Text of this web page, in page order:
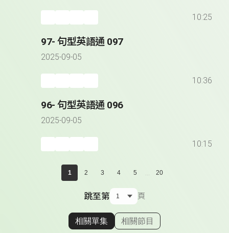
10:25
97- 句型英語通 097
2025-09-05
10:36
96- 句型英語通 096
2025-09-05
10:15
1 2 3 4 5 ... 20
跳至第 頁
顯示相關單集
相關單集 相關節目